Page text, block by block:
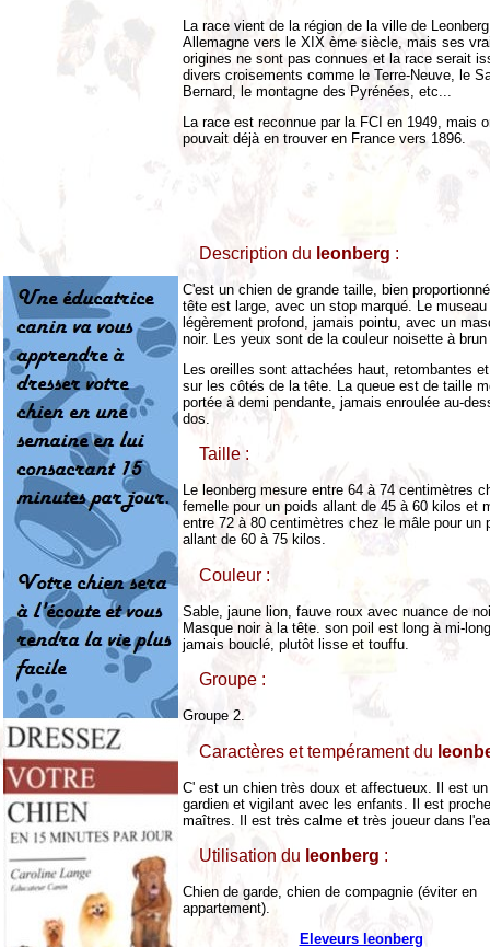
La race vient de la région de la ville de
Allemagne vers le XIX ème siècle, mais ses
origines ne sont pas connues et la race serait
divers croisements comme le Terre-Neuve, le
Bernard, le montagne des Pyrénées, etc...
La race est reconnue par la FCI en 1949, mais
pouvait déjà en trouver en France vers 1896.
Description du leonberg :
C'est un chien de grande taille, bien
tête est large, avec un stop marqué. Le
légèrement profond, jamais pointu, avec un
noir. Les yeux sont de la couleur noisette à
Les oreilles sont attachées haut, retombantes
sur les côtés de la tête. La queue est de taille
portée à demi pendante, jamais enroulée au-
dos.
Taille :
Le leonberg mesure entre 64 à 74 centimètres
femelle pour un poids allant de 45 à 60 kilos et
entre 72 à 80 centimètres chez le mâle pour un
allant de 60 à 75 kilos.
Couleur :
Sable, jaune lion, fauve roux avec nuance de
Masque noir à la tête. son poil est long à mi-
jamais bouclé, plutôt lisse et touffu.
Groupe :
Groupe 2.
Caractères et tempérament du
C' est un chien très doux et affectueux. Il est un
gardien et vigilant avec les enfants. Il est
maîtres. Il est très calme et très joueur dans
Utilisation du leonberg :
Chien de garde, chien de compagnie (éviter en
appartement).
Eleveurs leonberg